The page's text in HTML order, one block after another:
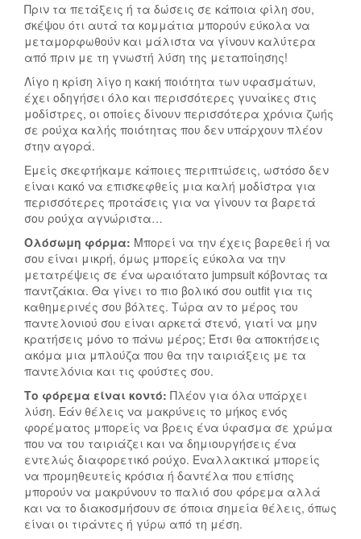
Πριν τα πετάξεις ή τα δώσεις σε κάποια φίλη σου,
σκέψου ότι αυτά τα κομμάτια μπορούν εύκολα να
μεταμορφωθούν και μάλιστα να γίνουν καλύτερα
από πριν με τη γνωστή λύση της μεταποίησης!
Λίγο η κρίση λίγο η κακή ποιότητα των υφασμάτων,
έχει οδηγήσει όλο και περισσότερες γυναίκες στις
μοδίστρες, οι οποίες δίνουν περισσότερα χρόνια ζωής
σε ρούχα καλής ποιότητας που δεν υπάρχουν πλέον
στην αγορά.
Εμείς σκεφτήκαμε κάποιες περιπτώσεις, ωστόσο δεν
είναι κακό να επισκεφθείς μια καλή μοδίστρα για
περισσότερες προτάσεις για να γίνουν τα βαρετά
σου ρούχα αγνώριστα…
Ολόσωμη φόρμα: Μπορεί να την έχεις βαρεθεί ή να
σου είναι μικρή, όμως μπορείς εύκολα να την
μετατρέψεις σε ένα ωραιότατο jumpsuit κόβοντας τα
παντζάκια. Θα γίνει το πιο βολικό σου outfit για τις
καθημερινές σου βόλτες. Τώρα αν το μέρος του
παντελονιού σου είναι αρκετά στενό, γιατί να μην
κρατήσεις μόνο το πάνω μέρος; Έτσι θα αποκτήσεις
ακόμα μια μπλούζα που θα την ταιριάξεις με τα
παντελόνια και τις φούστες σου.
Το φόρεμα είναι κοντό: Πλέον για όλα υπάρχει
λύση. Εάν θέλεις να μακρύνεις το μήκος ενός
φορέματος μπορείς να βρεις ένα ύφασμα σε χρώμα
που να του ταιριάζει και να δημιουργήσεις ένα
εντελώς διαφορετικό ρούχο. Εναλλακτικά μπορείς
να προμηθευτείς κρόσια ή δαντέλα που επίσης
μπορούν να μακρύνουν το παλιό σου φόρεμα αλλά
και να το διακοσμήσουν σε όποια σημεία θέλεις, όπως
είναι οι τιράντες ή γύρω από τη μέση.
4